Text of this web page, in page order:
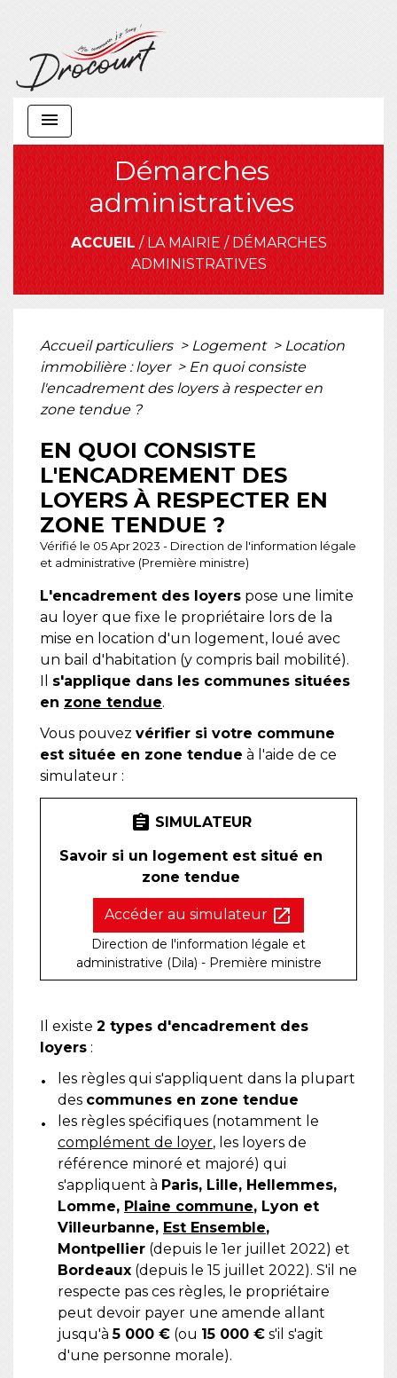
menu
Démarches
administratives
ACCUEIL/LA MAIRIE/DÉMARCHES
ADMINISTRATIVES
Accueil particuliers > Logement > Location
immobilière : loyer > En quoi consiste
l'encadrement des loyers à respecter en
zone tendue ?
EN QUOI CONSISTE
L'ENCADREMENT DES
LOYERS À RESPECTER EN
ZONE TENDUE ?
Vérifié le 05 Apr 2023 - Direction de l'information légale
et administrative (Première ministre)
L'encadrement des loyers pose une limite
au loyer que fixe le propriétaire lors de la
mise en location d'un logement, loué avec
un bail d'habitation (y compris bail mobilité).
s'applique dans les communes situées
en zone tendue.
Vous pouvez vérifier si votre commune
est située en zone tendue à l'aide de ce
simulateur :
assignment SIMULATEUR
Savoir si un logement est situé en
zone tendue
Accéder au simulateur open_in_new
Direction de l'information légale et
administrative (Dila) - Première ministre
Il existe 2 types d'encadrement des
loyers :
les règles qui s'appliquent dans la plupart
des communes en zone tendue
les règles spécifiques (notamment le
complément de loyer, les loyers de
référence minoré et majoré) qui
s'appliquent à Paris, Lille, Hellemmes,
Lomme, Plaine commune, Lyon et
Villeurbanne, Est Ensemble,
Montpellier (depuis le 1er juillet 2022) et
Bordeaux (depuis le 15 juillet 2022). S'il ne
respecte pas ces règles, le propriétaire
peut devoir payer une amende allant
jusqu'à5 000 € (ou 15 000 € s'il s'agit
d'une personne morale).